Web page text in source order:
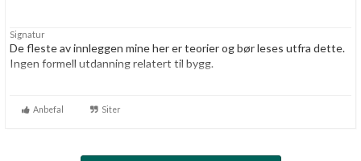
Signatur
De fleste av innleggen mine her er teorier og bør leses utfra dette.
Ingen formell utdanning relatert til bygg.
Teknikktank,peisinnsats med vannkappe, l/v varmepumpe,
Anbefal Siter